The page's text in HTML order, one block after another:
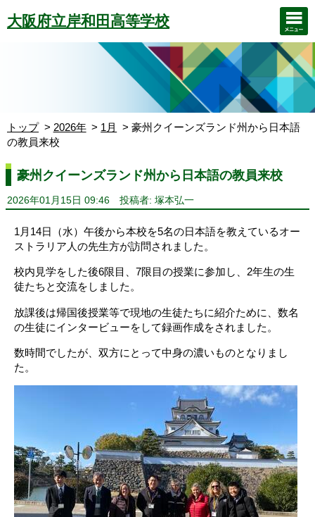
大阪府立岸和田高等学校
トップ 2026年 1月
豪州クイーンズランド州から日本語
の教員来校
豪州クイーンズランド州から日本語の教員来校
2026年01月15日 09:46 投稿者: 塚本弘一
1月14日（水）午後から本校を5名の日本語を教えているオー
ストラリア人の先生方が訪問されました。
校内見学をした後6限目、7限目の授業に参加し、2年生の生
徒たちと交流をしました。
放課後は帰国後授業等で現地の生徒たちに紹介ために、数名
の生徒にインタービューをして録画作成をされました。
数時間でしたが、双方にとって中身の濃いものとなりまし
た。